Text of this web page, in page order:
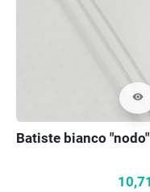
visibility
Batiste bianco "nodo"